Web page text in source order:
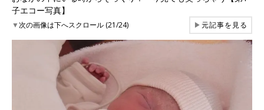
子エコー写真】
▼次の画像は下へスクロール (21/24) ▶元記事を見る